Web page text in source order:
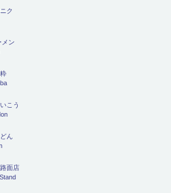
ク
メン
こう
ん
面店